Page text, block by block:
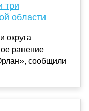
три
области
округа
ранение
сообщили